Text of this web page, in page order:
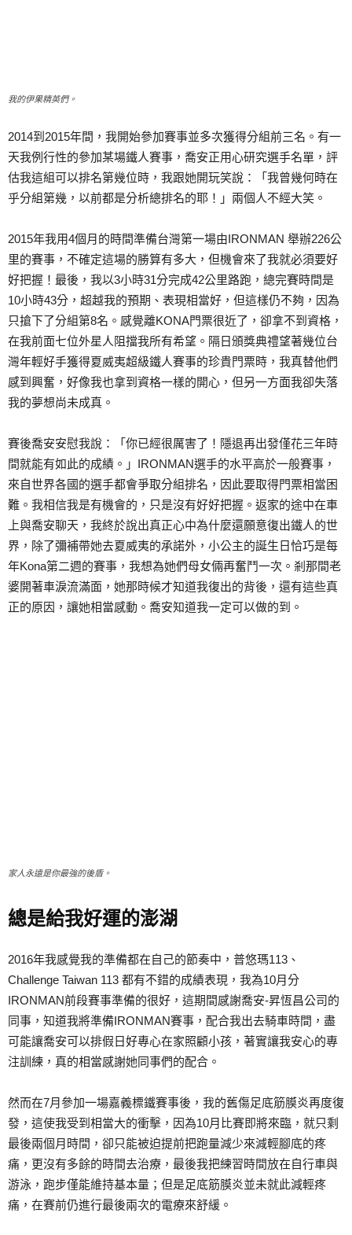
我的伊果精英們。
2014到2015年間，我開始參加賽事並多次獲得分組前三名。有一
天我例行性的參加某場鐵人賽事，喬安正用心研究選手名單，評
估我這組可以排名第幾位時，我跟她開玩笑說：「我曾幾何時在
乎分組第幾，以前都是分析總排名的耶！」兩個人不經大笑。
2015年我用4個月的時間準備台灣第一場由IRONMAN 舉辦226公
里的賽事，不確定這場的勝算有多大，但機會來了我就必須要好
好把握！最後，我以3小時31分完成42公里路跑，總完賽時間是
10小時43分，超越我的預期、表現相當好，但這樣仍不夠，因為
只搶下了分組第8名。感覺離KONA門票很近了，卻拿不到資格，
在我前面七位外星人阻擋我所有希望。隔日頒獎典禮望著幾位台
灣年輕好手獲得夏威夷超級鐵人賽事的珍貴門票時，我真替他們
感到興奮，好像我也拿到資格一樣的開心，但另一方面我卻失落
我的夢想尚未成真。
賽後喬安安慰我說：「你已經很厲害了！隱退再出發僅花三年時
間就能有如此的成績。」IRONMAN選手的水平高於一般賽事，
來自世界各國的選手都會爭取分組排名，因此要取得門票相當困
難。我相信我是有機會的，只是沒有好好把握。返家的途中在車
上與喬安聊天，我終於說出真正心中為什麼還願意復出鐵人的世
界，除了彌補帶她去夏威夷的承諾外，小公主的誕生日恰巧是每
年Kona第二週的賽事，我想為她們母女倆再奮鬥一次。剎那間老
婆開著車淚流滿面，她那時候才知道我復出的背後，還有這些真
正的原因，讓她相當感動。喬安知道我一定可以做的到。
家人永遠是你最強的後盾。
總是給我好運的澎湖
2016年我感覺我的準備都在自己的節奏中，普悠瑪113、
Challenge Taiwan 113 都有不錯的成績表現，我為10月分
IRONMAN前段賽事準備的很好，這期間感謝喬安-昇恆昌公司的
同事，知道我將準備IRONMAN賽事，配合我出去騎車時間，盡
可能讓喬安可以排假日好專心在家照顧小孩，著實讓我安心的專
注訓練，真的相當感謝她同事們的配合。
然而在7月參加一場嘉義標鐵賽事後，我的舊傷足底筋膜炎再度復
發，這使我受到相當大的衝擊，因為10月比賽即將來臨，就只剩
最後兩個月時間，卻只能被迫提前把跑量減少來減輕腳底的疼
痛，更沒有多餘的時間去治療，最後我把練習時間放在自行車與
游泳，跑步僅能維持基本量；但是足底筋膜炎並未就此減輕疼
痛，在賽前仍進行最後兩次的電療來舒緩。